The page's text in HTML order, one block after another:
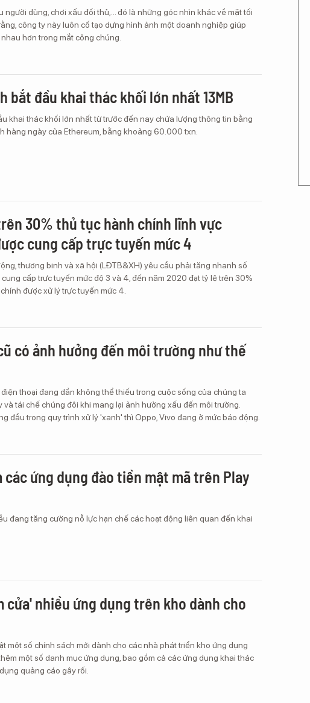
người dùng, chơi xấu đối thủ,... đó là những góc nhìn khác về mặt tối
công ty này luôn cố tạo dựng hình ảnh một doanh nghiệp giúp
hơn trong mắt công chúng.
bắt đầu khai thác khối lớn nhất 13MB
khai thác khối lớn nhất từ trước đến nay chứa lượng thông tin bằng
hàng ngày của Ethereum, bằng khoảng 60.000 txn.
30% thủ tục hành chính lĩnh vực
cung cấp trực tuyến mức 4
thương binh và xã hội (LĐTB&XH) yêu cầu phải tăng nhanh số
cấp trực tuyến mức độ 3 và 4, đến năm 2020 đạt tỷ lệ trên 30%
được xử lý trực tuyến mức 4.
có ảnh hưởng đến môi trường như thế
thoại đang dần không thể thiếu trong cuộc sống của chúng ta
tái chế chúng đôi khi mang lại ảnh hưởng xấu đến môi trường.
đầu trong quy trình xử lý 'xanh' thì Oppo, Vivo đang ở mức báo động.
các ứng dụng đào tiền mật mã trên Play
đang tăng cường nỗ lực hạn chế các hoạt động liên quan đến khai
cửa' nhiều ứng dụng trên kho dành cho
một số chính sách mới dành cho các nhà phát triển kho ứng dụng
một số danh mục ứng dụng, bao gồm cả các ứng dụng khai thác
quảng cáo gây rối.